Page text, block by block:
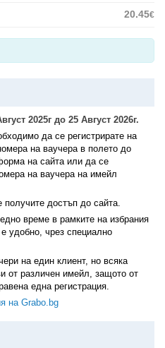
20.45€
2025г до 25 Август 2026г.
да се регистрирате на
на ваучера в полето до
на сайта или да се
на ваучера на имейл
достъп до сайта.
време в рамките на избрания
удобно, чрез специално
на един клиент, но всяка
от различен имейл, защото от
една регистрация.
на Grabo.bg